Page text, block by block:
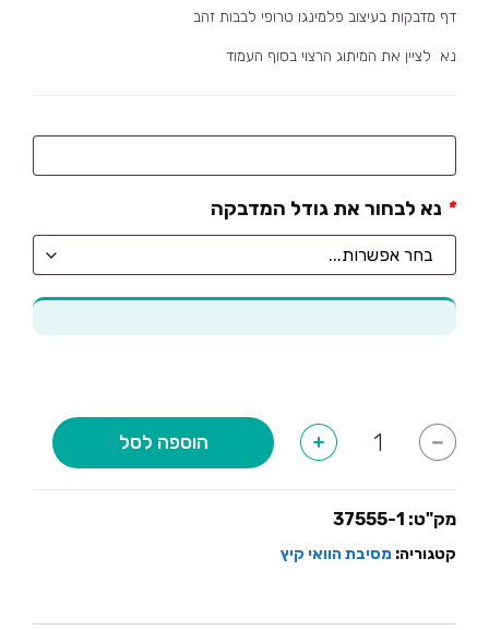
דף מדבקות בעיצוב פלמינגו טרופי לבבות זהב
נא לציין את המיתוג הרצוי בסוף העמוד
לרשום
על
המדבקה
?
נא לבחור את גודל המדבקה *
-
של
-
+ הוספה לסל
מק"ט: 37555-1
קטגוריה: מסיבת הוואי קיץ